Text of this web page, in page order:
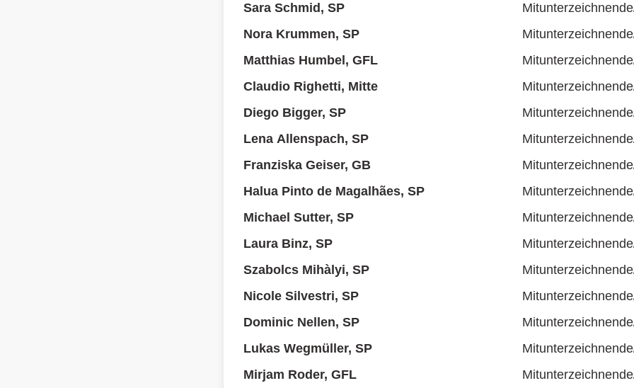
Sara Schmid, SP
Nora Krummen, SP
Matthias Humbel, GFL
Claudio Righetti, Mitte
Diego Bigger, SP
Lena Allenspach, SP
Franziska Geiser, GB
Halua Pinto de Magalhães, SP
Michael Sutter, SP
Laura Binz, SP
Szabolcs Mihàlyi, SP
Nicole Silvestri, SP
Dominic Nellen, SP
Lukas Wegmüller, SP
Mirjam Roder, GFL